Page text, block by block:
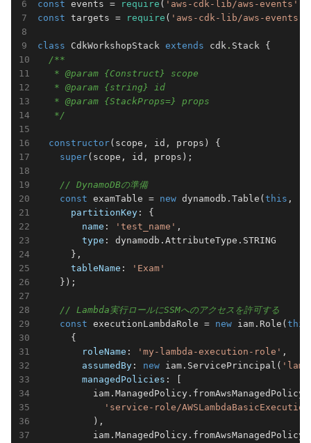
const events = require ( 'aws-cdk-lib/aws-events'
const targets = require ( 'aws-cdk-lib/aws-events-
class CdkWorkshopStack extends cdk . Stack {
/**
   * @param {Construct} scope
   * @param {string} id
   * @param {StackProps=} props
*/
constructor(scope, id, props) {
super(scope, id, props);
// DynamoDBの準備
const examTable = new dynamodb.Table(this ,
partitionKey : {
name : 'test_name' ,
type : dynamodb.AttributeType.STRING
      },
tableName :
'Exam'
});
// Lambda実行ロールにSSMへのアクセスを許可する
const executionLambdaRole = new iam.Role(this
      {
roleName : 'my-lambda-execution-role' ,
assumedBy : new iam.ServicePrincipal(
managedPolicies : [
'service-role/
          ),